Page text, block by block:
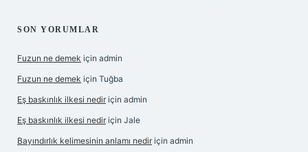
SON YORUMLAR
Fuzun ne demek için admin
Fuzun ne demek için Tuğba
Eş baskınlık ilkesi nedir için admin
Eş baskınlık ilkesi nedir için Jale
Bayındırlık kelimesinin anlamı nedir için admin